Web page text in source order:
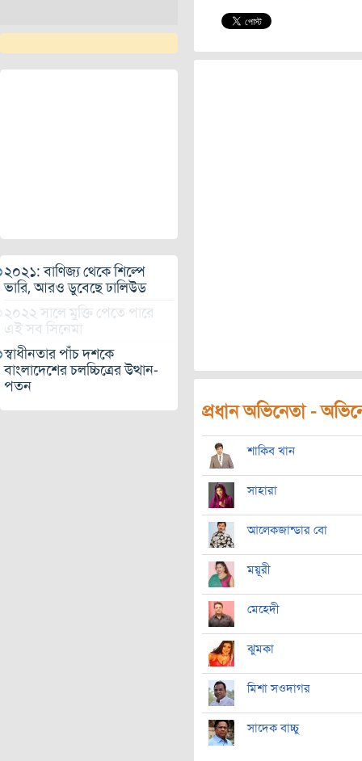
২০২১: বাণিজ্য থেকে শিল্পে
ভারি, আরও ডুবেছে ঢালিউড
২০২২ সালে মুক্তি পেতে পারে
এই সব সিনেমা
স্বাধীনতার পাঁচ দশকে
বাংলাদেশের চলচ্চিত্রের উত্থান-
পতন
প্রধান অভিনেতা -
শাকিব খান
সাহারা
আলেকজান্ডার বো
ময়ূরী
মেহেদী
ঝুমকা
মিশা সওদাগর
সাদেক বাচ্চু